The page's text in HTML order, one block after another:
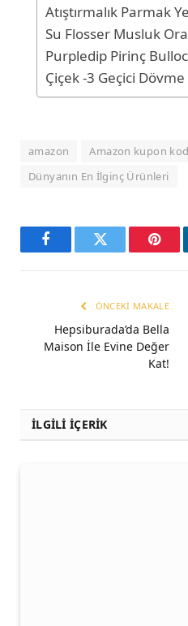
Atıştırmalık Parmak
Su Flosser Musluk
Purpledip Pirinç
Çiçek -3 Geçici Dövme
amazon
Amazon kupon
Dünyanın En İlginç Ürünleri
FacebookTwitter
ÖNCEKI MAKALE
Hepsiburada’da Bella
Maison İle Evine Değer
Kat!
İLGİLİ İÇERİK